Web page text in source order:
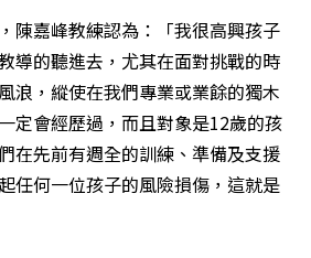
陳嘉峰教練認為：「我很高興孩子
導的聽進去，尤其在面對挑戰的時
浪，縱使在我們專業或業餘的獨木
定會經歷過，而且對象是12歲的孩
在先前有週全的訓練、準備及支援
任何一位孩子的風險損傷，這就是